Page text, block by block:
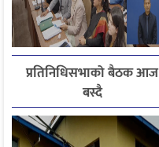
प्रतिनिधिसभाको बैठक आज
बस्दै